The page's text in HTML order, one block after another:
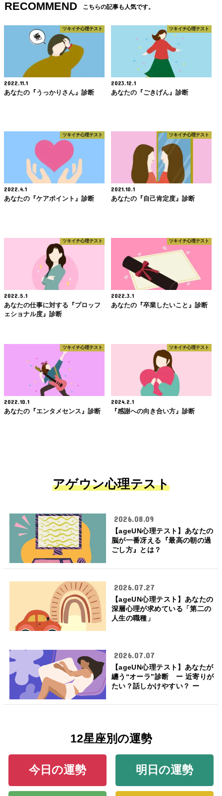
RECOMMEND こちらの記事も人気です。
ツキイチ心理テスト
2022.11.1
あなたの『うっかりさん』診断
ツキイチ心理テスト
2023.12.1
あなたの『ごきげん』診断
ツキイチ心理テスト
2022.4.1
あなたの『ケアポイント』診断
ツキイチ心理テスト
2021.10.1
あなたの『自己肯定度』診断
ツキイチ心理テスト
2022.5.1
あなたの仕事に対する『プロッフ
ェショナル度』診断
ツキイチ心理テスト
2022.3.1
あなたの『卒業したいこと』診断
ツキイチ心理テスト
2022.10.1
あなたの『エンタメセンス』診断
ツキイチ心理テスト
2024.2.1
『感謝への向き合い方』診断
アゲウン心理テスト
2026.08.09
【ageUN心理テスト】あなたの
脳が一番冴える『最高の朝の過
ごし方』とは？
2026.07.27
【ageUN心理テスト】あなたの
深層心理が求めている「第二の
人生の職種」
2026.07.07
【ageUN心理テスト】あなたが
纏う“オーラ”診断 ー 近寄りが
たい？話しかけやすい？ ー
12星座別の運勢
今日の運勢 明日の運勢